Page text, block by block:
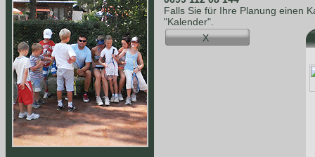
Falls Sie für Ihre Planung einen
"Kalender".